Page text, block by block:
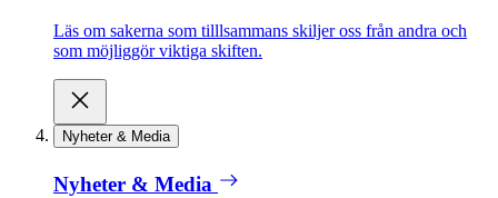
Läs om sakerna som tilllsammans skiljer oss från andra och
som möjliggör viktiga skiften.
Nyheter & Media
Nyheter & Media